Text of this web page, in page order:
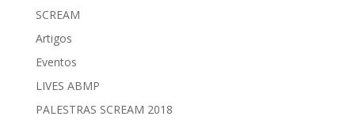
SCREAM
Artigos
Eventos
LIVES ABMP
PALESTRAS SCREAM 2018